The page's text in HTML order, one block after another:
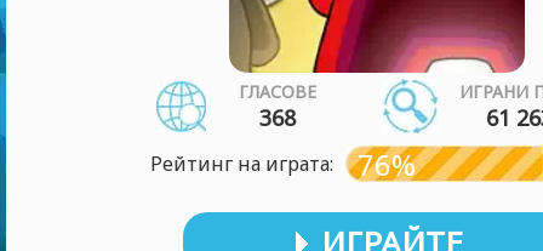
ГЛАСОВЕ
368
ИГРАНИ
61
Рейтинг на играта: 76%